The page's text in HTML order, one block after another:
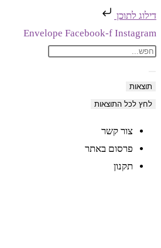
דילוג לתוכן
Skip
to
Envelope Facebook-f Instagram
Search
תוצאות
לחץ לכל התוצאות
צור קשר
פרסום באתר
תקנון